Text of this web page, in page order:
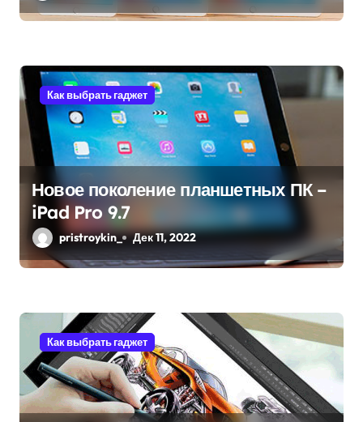
и
я
м
Как выбрать гаджет
Новое поколение планшетных ПК –
iPad Pro 9.7
pristroykin_ Дек 11, 2022
Как выбрать гаджет